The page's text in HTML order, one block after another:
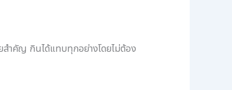
สำคัญ กินได้แทบทุกอย่างโดยไม่ต้อง